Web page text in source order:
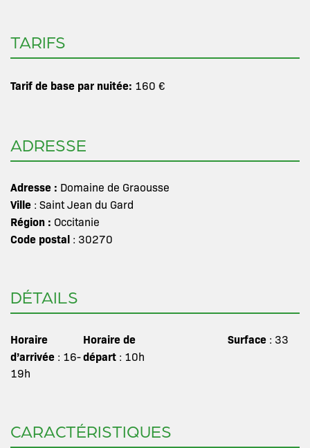
TARIFS
Tarif de base par nuitée: 160 €
ADRESSE
Adresse : Domaine de Graousse
Ville : Saint Jean du Gard
Région : Occitanie
Code postal : 30270
DÉTAILS
Horaire
d’arrivée : 16-
19h
Horaire de
départ: 10h
Surface: 33
CARACTÉRISTIQUES